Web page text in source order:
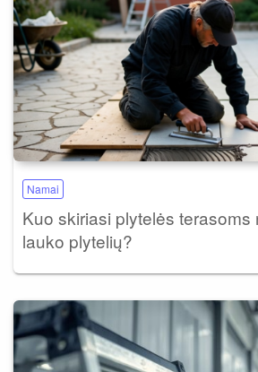
Namai
Kuo skiriasi plytelės terasoms
lauko plytelių?